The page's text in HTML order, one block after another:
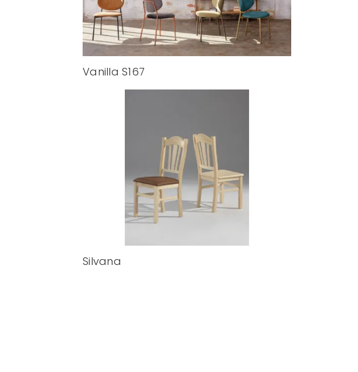
Vanilla S167
Silvana